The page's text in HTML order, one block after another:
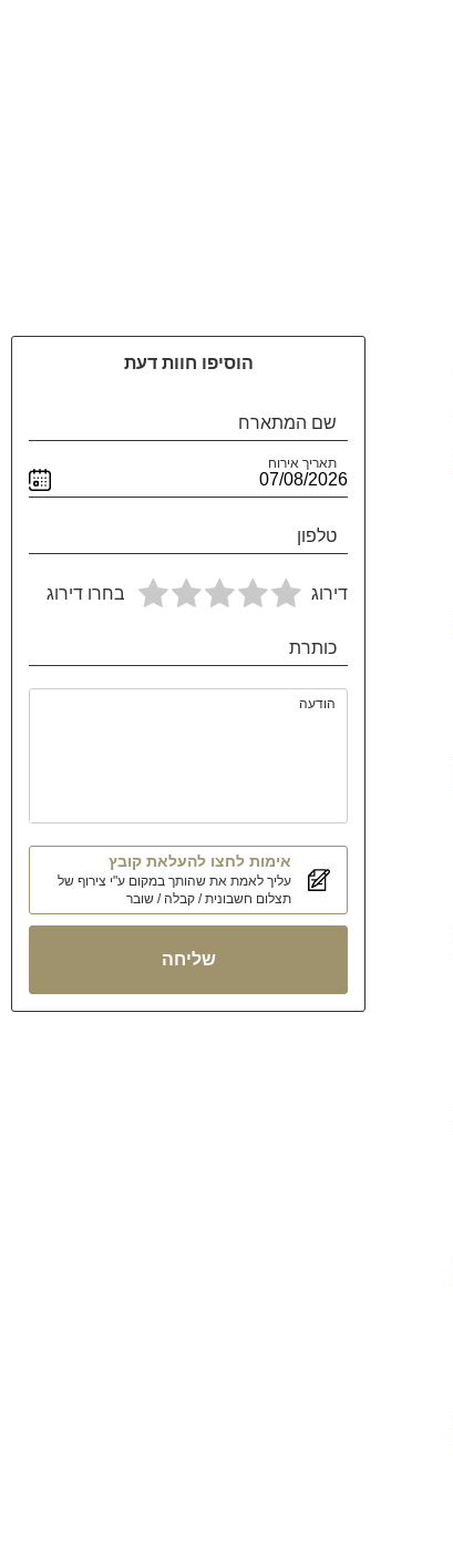
הוסיפו חוות דעת
שם המתארח
תאריך אירוח
טלפון
דירוג בחרו דירוג
כותרת
הודעה
אימות לחצו להעלאת קובץ
עליך לאמת את שהותך במקום ע"י צירוף של
תצלום חשבונית / קבלה / שובר
שליחה